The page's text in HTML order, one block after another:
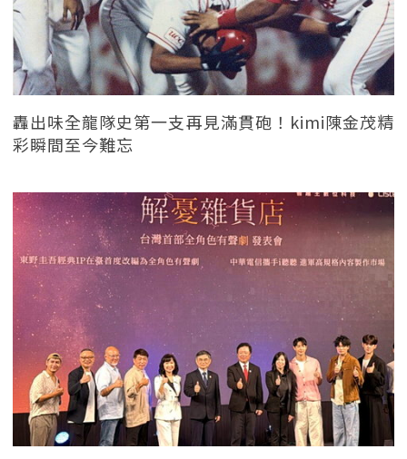
轟出味全龍隊史第一支再見滿貫砲！kimi陳金茂精
彩瞬間至今難忘